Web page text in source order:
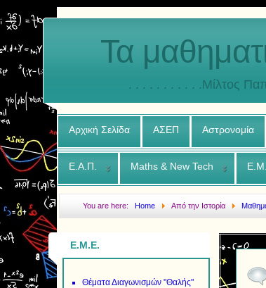
Τα
. . . . . . . . . . .Μίλτος
Αρχική Σελίδα ΑΣΕΠ Αστρονομία
Ε.Α.Π. Maths & New Tech
You are here:Home Από την Ιστορία
Ε.Μ.Ε.
Θέματα Διαγωνισμών "Θαλής"